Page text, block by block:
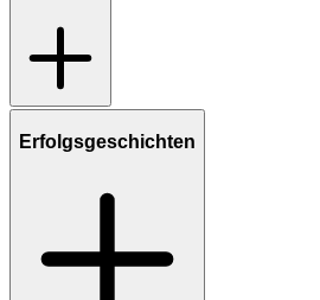
Erfolgsgeschichten